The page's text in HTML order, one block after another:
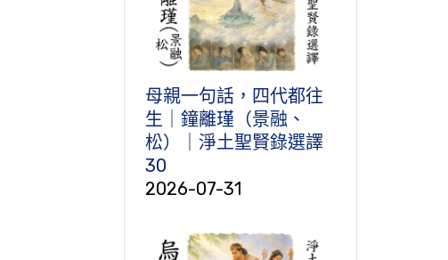
母親一句話，四代都往
生｜鐘離瑾（景融、
松）｜淨土聖賢錄選譯
30
2026-07-31